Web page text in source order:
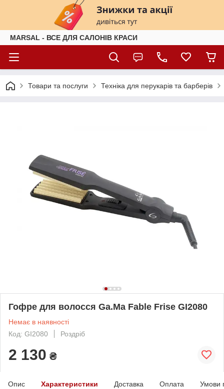
MARSAL - ВСЕ ДЛЯ САЛОНІВ КРАСИ
Товари та послуги Техніка для перукарів та барберів
Гофре для волосся Ga.Ma Fable Frise GI2080
Немає в наявності
Код: GI2080
Роздріб
2 130 ₴
Опис Характеристики Доставка Оплата Умови